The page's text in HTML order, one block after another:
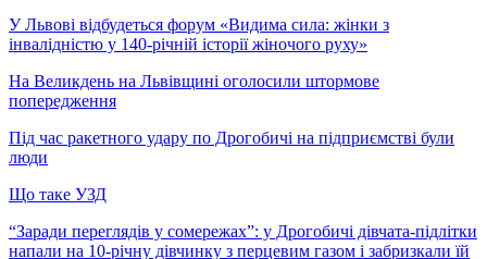
У Львові відбудеться форум «Видима сила: жінки з
інвалідністю у 140-річній історії жіночого руху»
На Великдень на Львівщині оголосили штормове
попередження
Під час ракетного удару по Дрогобичі на підприємстві були
люди
Що таке УЗД
“Заради переглядів у сомережах”: у Дрогобичі дівчата-підлітки
напали на 10-річну дівчинку з перцевим газом і забризкали їй